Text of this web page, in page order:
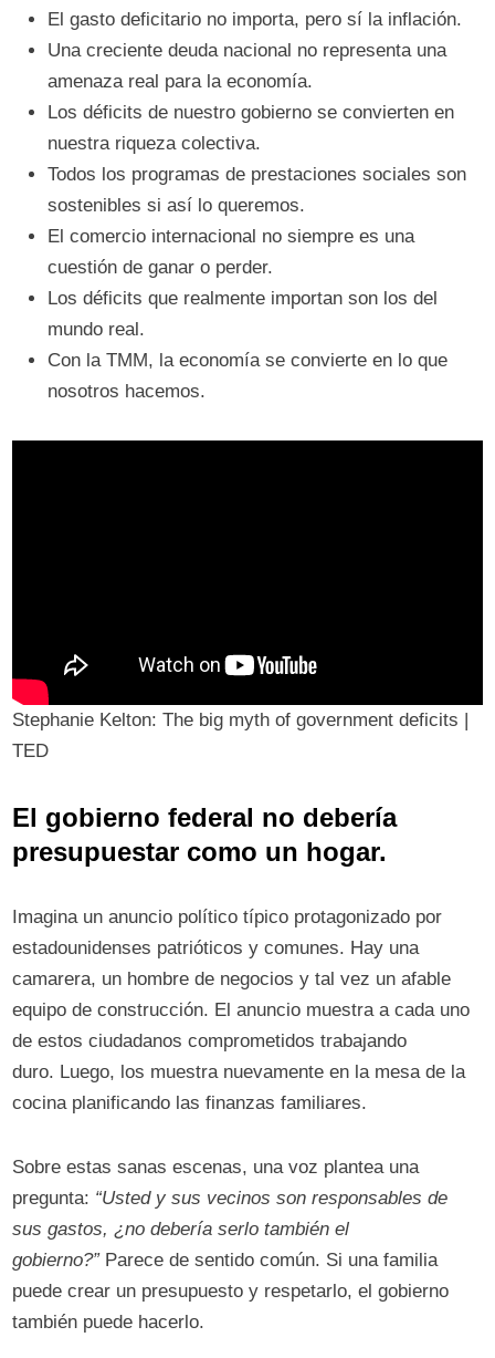
El gasto deficitario no importa, pero sí la inflación.
Una creciente deuda nacional no representa una
amenaza real para la economía.
Los déficits de nuestro gobierno se convierten en
nuestra riqueza colectiva.
Todos los programas de prestaciones sociales son
sostenibles si así lo queremos.
El comercio internacional no siempre es una
cuestión de ganar o perder.
Los déficits que realmente importan son los del
mundo real.
Con la TMM, la economía se convierte en lo que
nosotros hacemos.
Stephanie Kelton: The big myth of government deficits |
TED
El gobierno federal no debería
presupuestar como un hogar.
Imagina un anuncio político típico protagonizado por
estadounidenses patrióticos y comunes. Hay una
camarera, un hombre de negocios y tal vez un afable
equipo de construcción. El anuncio muestra a cada uno
de estos ciudadanos comprometidos trabajando
duro. Luego, los muestra nuevamente en la mesa de la
cocina planificando las finanzas familiares.
Sobre estas sanas escenas, una voz plantea una
pregunta: “Usted y sus vecinos son responsables de
sus gastos, ¿no debería serlo también el
gobierno?”Parece de sentido común. Si una familia
puede crear un presupuesto y respetarlo, el gobierno
también puede hacerlo.